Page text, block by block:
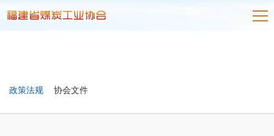
政策法规 协会文件